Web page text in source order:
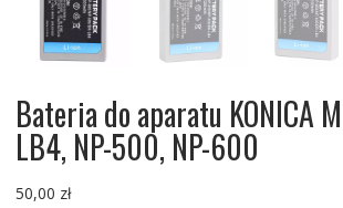
Bateria do aparatu KONICA
LB4, NP-500, NP-600
50,00 zł